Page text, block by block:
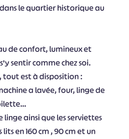
le quartier historique au
de confort, lumineux et
sentir comme chez soi.
est à disposition :
a lavée, four, linge de
ainsi que les serviettes
en 160 cm , 90 cm et un